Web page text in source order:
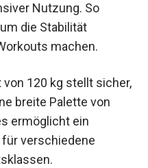
Nutzung. So
die Stabilität
machen.
120 kg stellt sicher,
breite Palette von
ermöglicht ein
verschiedene